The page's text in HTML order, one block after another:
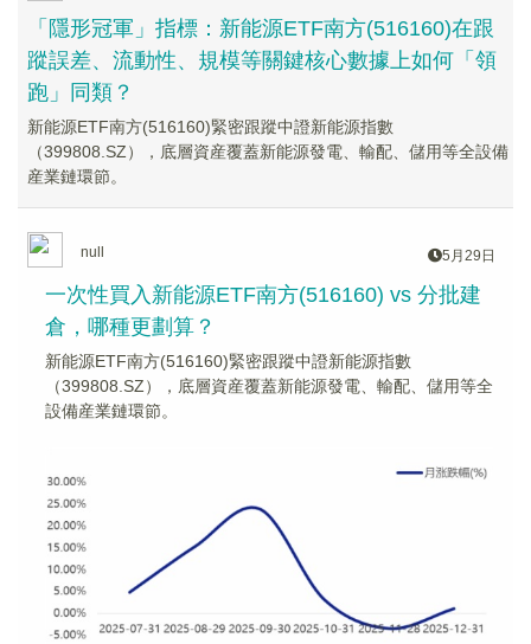
「隱形冠軍」指標：新能源ETF南方(516160)在跟
蹤誤差、流動性、規模等關鍵核心數據上如何「領
跑」同類？
新能源ETF南方(516160)緊密跟蹤中證新能源指數
（399808.SZ），底層資産覆蓋新能源發電、輸配、儲用等全設備
産業鏈環節。
null 5月29日
一次性買入新能源ETF南方(516160) vs 分批建
倉，哪種更劃算？
新能源ETF南方(516160)緊密跟蹤中證新能源指數
（399808.SZ），底層資産覆蓋新能源發電、輸配、儲用等全
設備産業鏈環節。